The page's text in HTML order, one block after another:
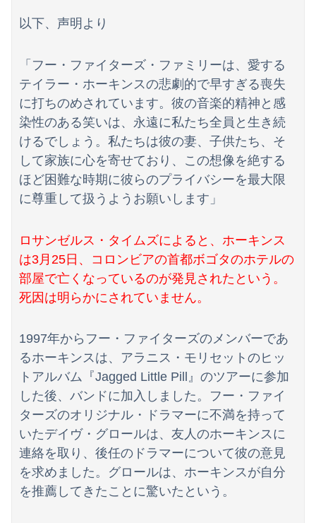
【悲報】札幌オリンピック、８割が賛成・・・・
【画像】ホロライブ、再生数がえげつないほど落ちてしまう……にじさんじは上がってるのに何故？
【速報】刃物を持って中国大使館に侵入した自衛官、地裁でついに動機明かす
以下、声明より
「フー・ファイターズ・ファミリーは、愛する
テイラー・ホーキンスの悲劇的で早すぎる喪失
に打ちのめされています。彼の音楽的精神と感
染性のある笑いは、永遠に私たち全員と生き続
けるでしょう。私たちは彼の妻、子供たち、そ
して家族に心を寄せており、この想像を絶する
ほど困難な時期に彼らのプライバシーを最大限
に尊重して扱うようお願いします」
ロサンゼルス・タイムズによると、ホーキンス
は3月25日、コロンビアの首都ボゴタのホテルの
部屋で亡くなっているのが発見されたという。
死因は明らかにされていません。
1997年からフー・ファイターズのメンバーであ
るホーキンスは、アラニス・モリセットのヒッ
トアルバム『Jagged Little Pill』のツアーに参加
した後、バンドに加入しました。フー・ファイ
ターズのオリジナル・ドラマーに不満を持って
いたデイヴ・グロールは、友人のホーキンスに
連絡を取り、後任のドラマーについて彼の意見
を求めました。グロールは、ホーキンスが自分
を推薦してきたことに驚いたという。